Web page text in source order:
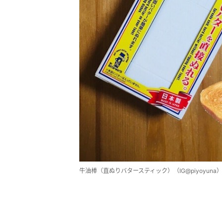
牛油棒（直ぬりバタースティック）（IG@piyoyuna）